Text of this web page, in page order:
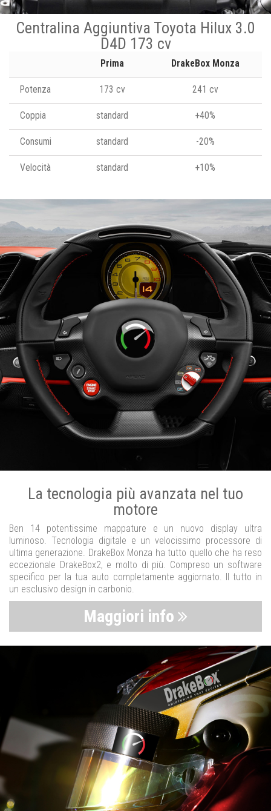
Centralina Aggiuntiva Toyota Hilux 3.0
D4D 173 cv
Prima DrakeBox Monza
Potenza 173 cv 241 cv
Coppia standard +40%
Consumi standard -20%
Velocità standard +10%
La tecnologia più avanzata nel tuo
motore
Ben 14 potentissime mappature e un nuovo display ultra
luminoso. Tecnologia digitale e un velocissimo processore di
ultima generazione. DrakeBox Monza ha tutto quello che ha reso
eccezionale DrakeBox2, e molto di più. Compreso un software
specifico per la tua auto completamente aggiornato. Il tutto in
un esclusivo design in carbonio.
Maggiori info